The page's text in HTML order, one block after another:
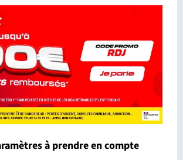
à prendre en compte